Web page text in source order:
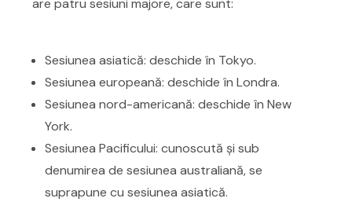
are patru sesiuni majore, care sunt:
Sesiunea asiatică: deschide în Tokyo.
Sesiunea europeană: deschide în Londra.
Sesiunea nord-americană: deschide în New
York.
Sesiunea Pacificului: cunoscută și sub
denumirea de sesiunea australiană, se
suprapune cu sesiunea asiatică.